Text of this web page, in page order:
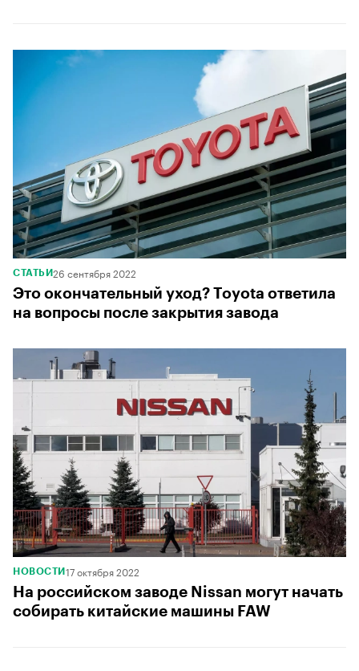
СТАТЬИ26 сентября 2022
Это окончательный уход? Toyota ответила
на вопросы после закрытия завода
НОВОСТИ 17 октября 2022
На российском заводе Nissan могут начать
собирать китайские машины FAW